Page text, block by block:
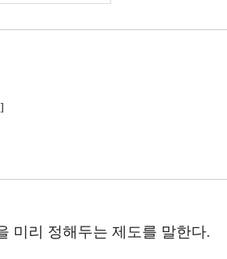
미리 정해두는 제도를 말한다.